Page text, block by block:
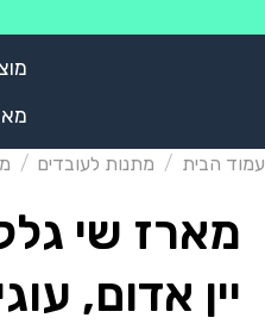
עמוד הבית / מתנות לעובדים /
מארז שי
יין אדום,